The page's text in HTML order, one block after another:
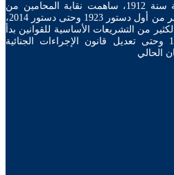
تأسست نقابة المحامين المصرية سنة 1912، ساهمت نقابة المحامين من
خلال رموزها في وضع دساتير مصر من أول دستور 1923 وحتى دستور 2014،
التشريعات الأساسية للقوانين بدأ
المدني الصادر 1948 وحتى تعديل قانون الإجراءات الجنائية